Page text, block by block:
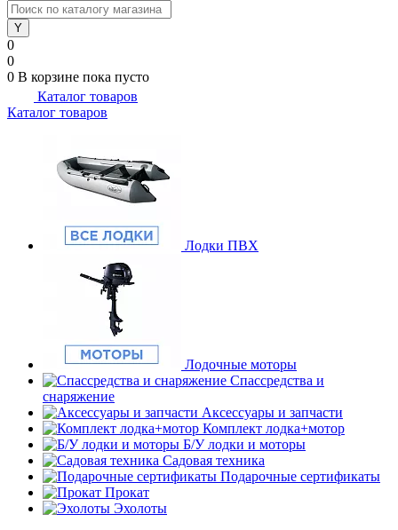
0
0
0 В корзине пока пусто
Каталог товаров
Каталог товаров
Лодки ПВХ
Лодочные моторы
Спассредства и
снаряжение
Аксессуары и запчасти
Комплект лодка+мотор
Б/У лодки и моторы
Садовая техника
Подарочные сертификаты
Прокат
Эхолоты